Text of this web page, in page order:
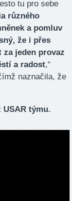
tu pro sebe
různého
a pomluv
že i přes
jeden provaz
a radost,“
naznačila, že
USAR týmu.